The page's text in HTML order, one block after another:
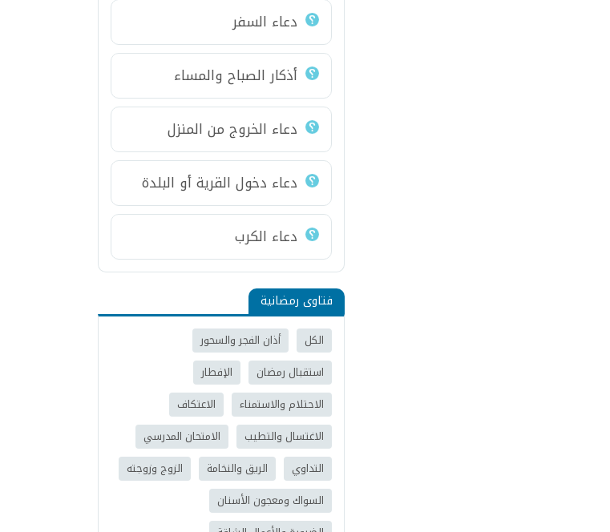
دعاء السفر
أذكار الصباح والمساء
دعاء الخروج من المنزل
دعاء دخول القرية أو البلدة
دعاء الكرب
فتاوى رمضانية
الكل
أذان الفجر والسحور
استقبال رمضان
الإفطار
الاحتلام والاستمناء
الاعتكاف
الاغتسال والتطيب
الامتحان المدرسي
التداوي
الريق والنخامة
الزوج وزوجته
السواك ومعجون الأسنان